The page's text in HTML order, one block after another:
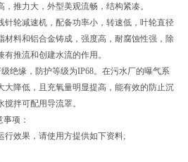
推力大，外型美观流畅，结构紧凑。
轮减速机，配备功率小，转速低，叶轮直径
材料和铝合金铸成，强度高，耐腐蚀性强，除
推流和创建水流的作用。
缘，防护等级为IP68。在污水厂的曝气系
大降低，且充氧量明显提高，能有效的防止沉
拌可配用导流罩。
项：
效果，请使用方提供如下资料;